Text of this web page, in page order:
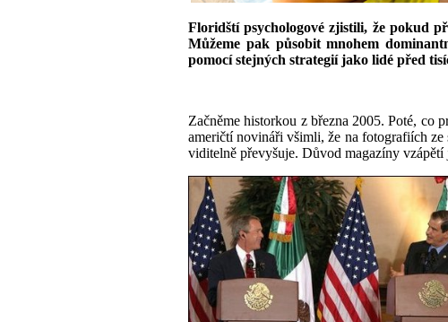
Floridští psychologové zjistili, že pokud
Můžeme pak působit mnohem
pomocí stejných strategií jako lidé před
Začněme historkou z března 2005. Poté, co
američtí novináři všimli, že na fotografiích
viditelně převyšuje. Důvod magazíny